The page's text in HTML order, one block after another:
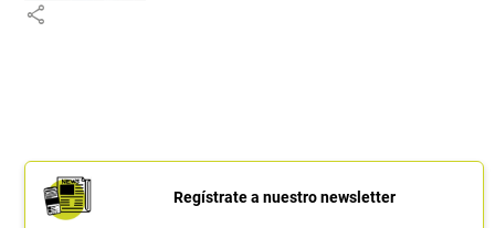
share
Regístrate a nuestro newsletter